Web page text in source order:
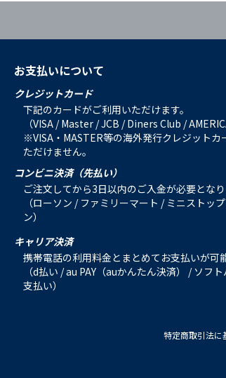
お支払いについて
クレジットカード
下記のカードがご利用いただけます。
（VISA / Master / JCB / Diners Club /
※VISA・MASTER等の海外発行クレジットカ
ただけません。
コンビニ決済（先払い）
ご注文してから3日以内のご入金が必要となり
（ローソン / ファミリーマート / ミニストッ
ン）
キャリア決済
携帯電話の利用料金とまとめてお支払いが可
（d払い / au PAY（auかんたん決済） / ソフ
支払い）
特定商取引法に